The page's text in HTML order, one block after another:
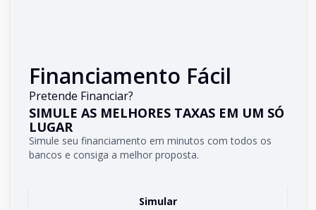
Financiamento Fácil
Pretende Financiar?
SIMULE AS MELHORES TAXAS EM UM SÓ
LUGAR
Simule seu financiamento em minutos com todos os
bancos e consiga a melhor proposta.
Simular